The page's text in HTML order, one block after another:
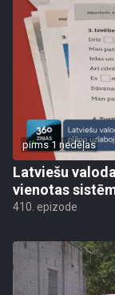
pirms 1 nedēļas
Latviešu
vienotas
410. epizode